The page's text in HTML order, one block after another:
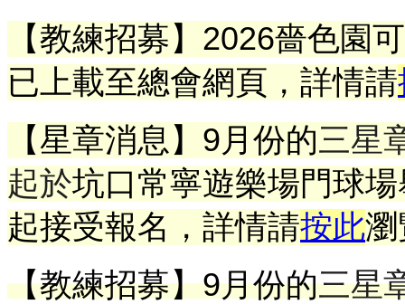
【教練招募】2026嗇色園
已上載至總會網頁 ，詳情請
【星章消息】9 月份的三星
起於坑口常寧遊樂場門球
起接受報名 ， 詳情請按此瀏
【教練招募】9月份的三星